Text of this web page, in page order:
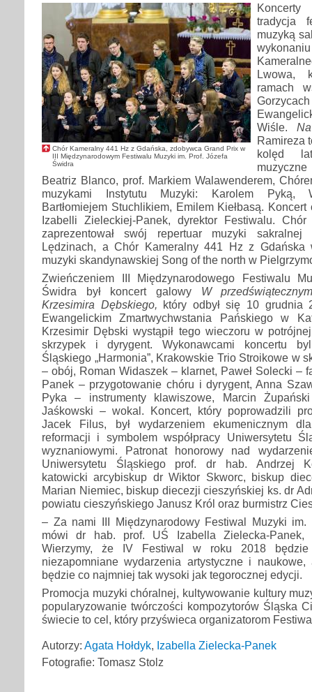
Chór Kameralny 441 Hz z Gdańska, zdobywca Grand Prix w
III Międzynarodowym Festiwalu Muzyki im. Prof. Józefa
Świdra
Koncerty
tradycja
muzyką
Lwowa,
ramach
Wiśle.
Ramireza
kolęd
Beatriz Blanco, prof. Markiem Walawenderem,
muzykami Instytutu Muzyki: Karolem Pyką,
Bartłomiejem Stuchlikiem, Emilem Kiełbasą.
Izabelli Zieleckiej-Panek, dyrektor Festiwalu.
zaprezentował swój repertuar muzyki
Lędzinach, a Chór Kameralny 441 Hz z Gdańska
muzyki skandynawskiej Song of the north w
Zwieńczeniem III Międzynarodowego Festiwalu
Świdra był koncert galowy W
Krzesimira Dębskiego, który odbył się 10 grudnia
Ewangelickim Zmartwychwstania Pańskiego w
Krzesimir Dębski wystąpił tego wieczoru w
skrzypek i dyrygent. Wykonawcami koncertu
Śląskiego „Harmonia”, Krakowskie Trio Stroikowe w
– obój, Roman Widaszek – klarnet, Paweł Solecki –
Panek – przygotowanie chóru i dyrygent, Anna
Pyka – instrumenty klawiszowe, Marcin
Jaśkowski – wokal. Koncert, który poprowadzili
Jacek Filus, był wydarzeniem ekumenicznym
reformacji i symbolem współpracy Uniwersytetu
wyznaniowymi. Patronat honorowy nad
Uniwersytetu Śląskiego prof. dr hab. Andrzej
katowicki arcybiskup dr Wiktor Skworc, biskup
Marian Niemiec, biskup diecezji cieszyńskiej ks. dr
powiatu cieszyńskiego Janusz Król oraz burmistrz
– Za nami III Międzynarodowy Festiwal Muzyki
mówi dr hab. prof. UŚ Izabella Zielecka-Panek,
Wierzymy, że IV Festiwal w roku 2018 będzie
niezapomniane wydarzenia artystyczne i
będzie co najmniej tak wysoki jak tegorocznej edycji.
Promocja muzyki chóralnej, kultywowanie kultury
popularyzowanie twórczości kompozytorów Śląska
świecie to cel, który przyświeca organizatorom
Autorzy: Agata Hołdyk, Izabella Zielecka-Panek
Fotografie: Tomasz Stolz